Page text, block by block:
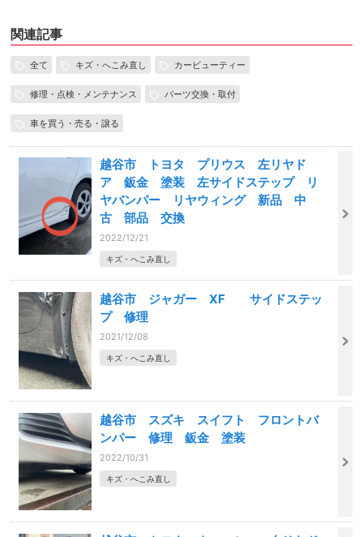
関連記事
全て キズ・へこみ直し カービューティー
修理・点検・メンテナンス パーツ交換・取付
車を買う・売る・譲る
越谷市 トヨタ プリウス 左リヤド
ア 鈑金 塗装 左サイドステップ リ
ヤバンパー リヤウィング 新品 中
古 部品 交換
2022/12/21
キズ・へこみ直し
越谷市 ジャガー XF サイドステッ
プ 修理
2021/12/08
キズ・へこみ直し
越谷市 スズキ スイフト フロントバ
ンパー 修理 鈑金 塗装
2022/10/31
キズ・へこみ直し